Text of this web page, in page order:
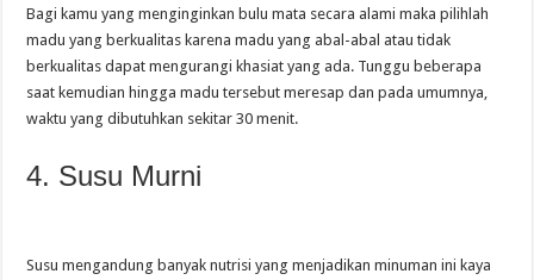
Bagi kamu yang menginginkan bulu mata secara alami maka pilihlah
madu yang berkualitas karena madu yang abal-abal atau tidak
berkualitas dapat mengurangi khasiat yang ada. Tunggu beberapa
saat kemudian hingga madu tersebut meresap dan pada umumnya,
waktu yang dibutuhkan sekitar 30 menit.
4. Susu Murni
Susu mengandung banyak nutrisi yang menjadikan minuman ini kaya